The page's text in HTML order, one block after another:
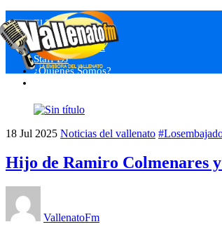
to
content
El Tendedero
Nuestros Eventos
Programas VFM
Staff DJ
¿Quienes Somos?
18 Jul 2025 Noticias del vallenato
Hijo de Ramiro Colmenares
VallenatoFm